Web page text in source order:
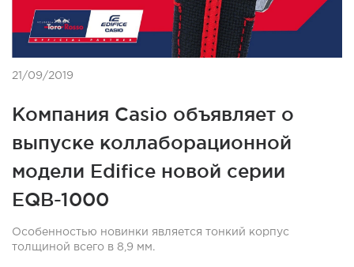
21/09/2019
Компания Casio объявляет о
выпуске коллаборационной
модели Edifice новой серии
EQB-1000
Особенностью новинки является тонкий корпус
толщиной всего в 8,9 мм.